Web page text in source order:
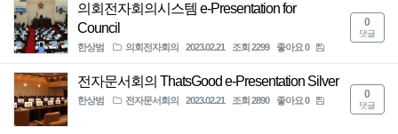
원격화상회의
기타제품
웹서비스
0
댓글
의회전자회의시스템 e-Presentation for
Council
한상범 의회전자회의 2023.02.21 조회 2299 좋아요 0
0
댓글
전자문서회의 ThatsGood e-Presentation Silver
한상범 전자문서회의 2023.02.21 조회 2890 좋아요 0